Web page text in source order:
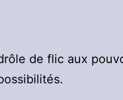
de flic aux